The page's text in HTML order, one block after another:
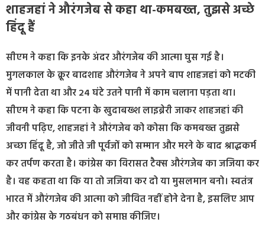
शाहजहां ने औरंगजेब से कहा था-कमबख्त, तुझसे अच्छे
हिंदू हैं
सीएम ने कहा कि इनके अंदर औरंगजेब की आत्मा घुस गई है।
मुगलकाल के क्रूर बादशाह औरंगजेब ने अपने बाप शाहजहां को मटकी
में पानी देता था और 24 घंटे उतने पानी में काम चलाना पड़ता था।
सीएम ने कहा कि पटना के खुदाबख्श लाइब्रेरी जाकर शाहजहां की
जीवनी पढ़िए, शाहजहां ने औरंगजेब को कोसा कि कमबख्त तुझसे
अच्छा हिंदू है, जो जीते जी पूर्वजों को सम्मान और मरने के बाद श्राद्धकर्म
कर तर्पण करता है। कांग्रेस का विरासत टैक्स औरंगजेब का जजिया कर
है। वह कहता था कि या तो जजिया कर दो या मुसलमान बनो। स्वतंत्र
भारत में औरंगजेब की आत्मा को जीवित नहीं होने देना है, इसलिए आप
और कांग्रेस के गठबंधन को समाप्त कीजिए।